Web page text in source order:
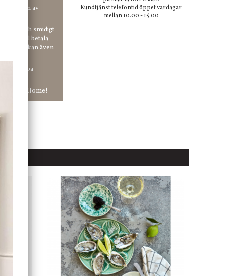
anmälan av
och smidigt
du vill betala
Och du kan även
ha snabba
hos Jb Home!
Kundtjänst telefontid öppet vardagar
mellan 10.00 - 15.00